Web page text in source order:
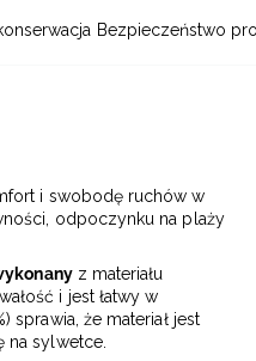
Bezpieczeństwo
i swobodę ruchów w
odpoczynku na plaży
z materiału
i jest łatwy w
sprawia, że materiał jest
na sylwetce.